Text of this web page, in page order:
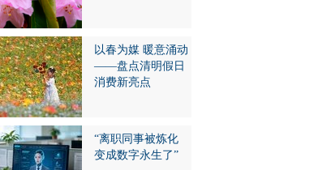
以春为媒 暖意涌动
——盘点清明假日
消费新亮点
“离职同事被炼化
变成数字永生了”